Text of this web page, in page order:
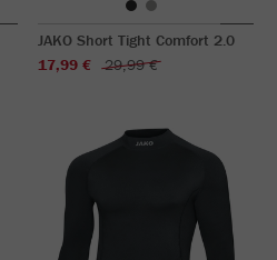
JAKO Short Tight Comfort 2.0
17,99 €
29,99 €